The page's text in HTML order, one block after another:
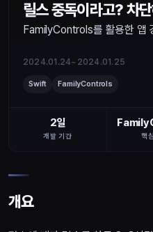
릴스 중독이라고? 차
FamilyControls를 활용한 앱
2024.01.24~2024.01.25
Swift FamilyControls
2일
개발 기간 핵
개요